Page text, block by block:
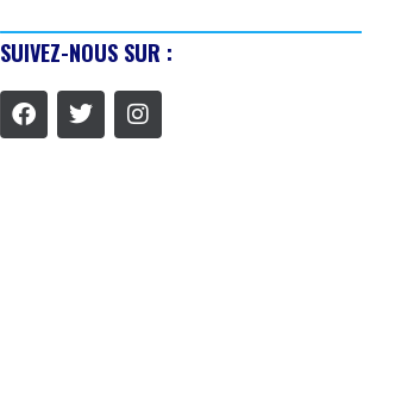
SUIVEZ-NOUS SUR :